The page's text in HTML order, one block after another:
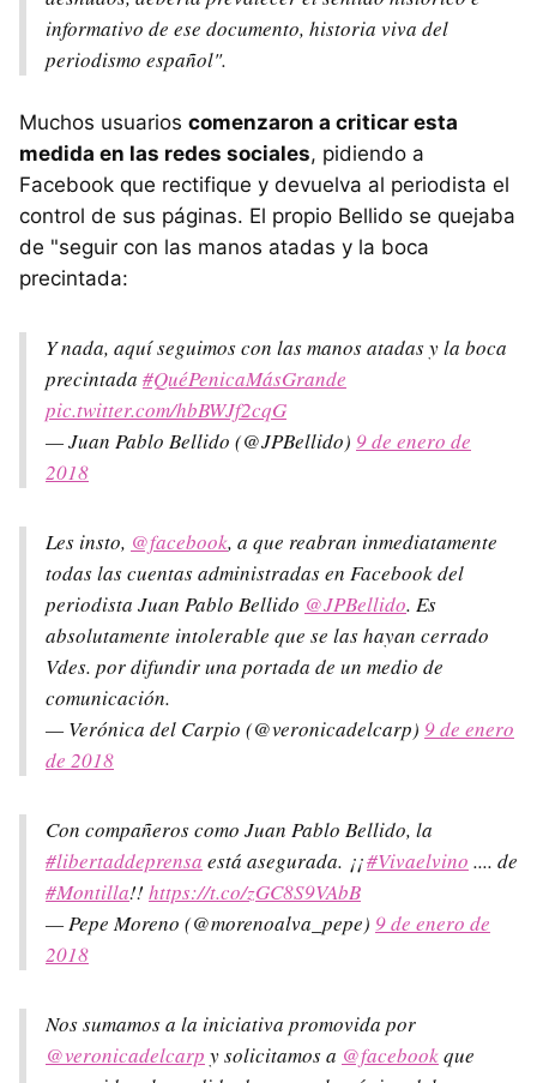
informativo de ese documento, historia viva del
periodismo español".
Muchos usuarios comenzaron a criticar esta
medida en las redes sociales, pidiendo a
Facebook que rectifique y devuelva al periodista el
control de sus páginas. El propio Bellido se quejaba
de "seguir con las manos atadas y la boca
precintada:
Y nada, aquí seguimos con las manos atadas y la boca
precintada #QuéPenicaMásGrande
pic.twitter.com/hbBWJf2cqG
— Juan Pablo Bellido (@JPBellido) 9 de enero de
2018
Les insto, @facebook, a que reabran inmediatamente
todas las cuentas administradas en Facebook del
periodista Juan Pablo Bellido @JPBellido. Es
absolutamente intolerable que se las hayan cerrado
Vdes. por difundir una portada de un medio de
comunicación.
— Verónica del Carpio (@veronicadelcarp) 9 de enero
de 2018
Con compañeros como Juan Pablo Bellido, la
#libertaddeprensa está asegurada. ¡¡#Vivaelvino .... de
#Montilla!! https://t.co/zGC8S9VAbB
— Pepe Moreno (@morenoalva_pepe) 9 de enero de
2018
Nos sumamos a la iniciativa promovida por
@veronicadelcarp y solicitamos a @facebookque